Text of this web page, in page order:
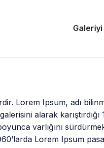
Lorem Ipsum, adı
alarak karıştırdığı
varlığını
Lorem Ipsum